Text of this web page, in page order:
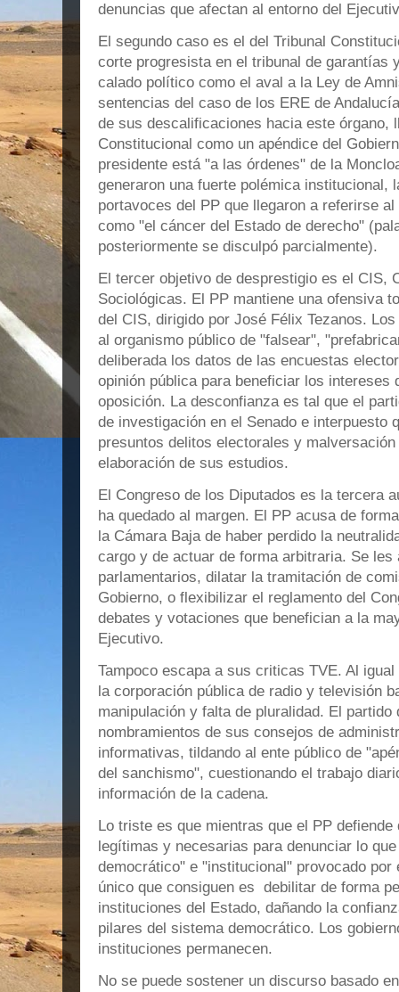
denuncias que afectan al entorno del
El segundo caso es el del Tribunal
corte progresista en el tribunal de garantías
calado político como el aval a la Ley de
sentencias del caso de los ERE de
de sus descalificaciones hacia este órgano,
Constitucional como un apéndice del
presidente está "a las órdenes" de la
generaron una fuerte polémica institucional,
portavoces del PP que llegaron a referirse
como "el cáncer del Estado de derecho"
posteriormente se disculpó parcialmente).
El tercer objetivo de desprestigio es el CIS,
Sociológicas. El PP mantiene una ofensiva
del CIS, dirigido por José Félix Tezanos.
al organismo público de "falsear",
deliberada los datos de las encuestas
opinión pública para beneficiar los intereses
oposición. La desconfianza es tal que el
de investigación en el Senado e interpuesto
presuntos delitos electorales y
elaboración de sus estudios.
El Congreso de los Diputados es la tercera
ha quedado al margen. El PP acusa de
la Cámara Baja de haber perdido la
cargo y de actuar de forma arbitraria. Se
parlamentarios, dilatar la tramitación de
Gobierno, o flexibilizar el reglamento del
debates y votaciones que benefician a la
Ejecutivo.
Tampoco escapa a sus criticas TVE. Al
la corporación pública de radio y televisión
manipulación y falta de pluralidad. El partido
nombramientos de sus consejos de
informativas, tildando al ente público de
del sanchismo", cuestionando el trabajo
información de la cadena.
Lo triste es que mientras que el PP
legítimas y necesarias para denunciar lo
democrático" e "institucional" provocado por
único que consiguen es debilitar de forma
instituciones del Estado, dañando la
pilares del sistema democrático. Los
instituciones permanecen.
No se puede sostener un discurso basado